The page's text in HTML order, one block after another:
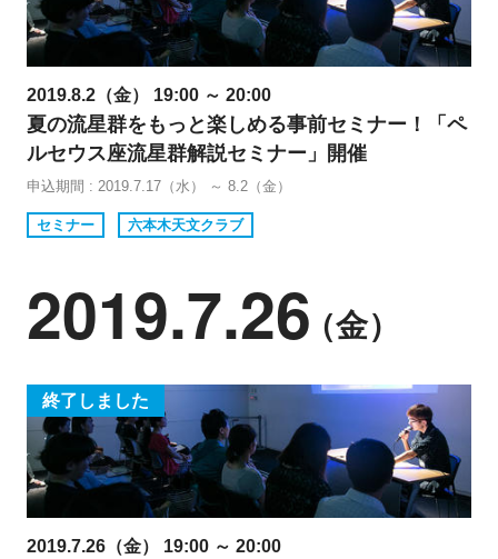
2019.8.2（金） 19:00 ～ 20:00
夏の流星群をもっと楽しめる事前セミナー！「ペ
ルセウス座流星群解説セミナー」開催
申込期間 : 2019.7.17（水） ～ 8.2（金）
セミナー 六本木天文クラブ
2019.7.26（金）
終了しました
2019.7.26（金） 19:00 ～ 20:00